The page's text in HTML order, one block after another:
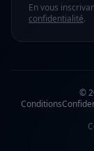
En vous
confidentialité.
©
Conditions